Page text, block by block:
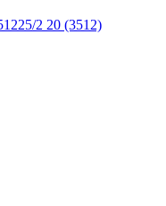
2 20 (3512)